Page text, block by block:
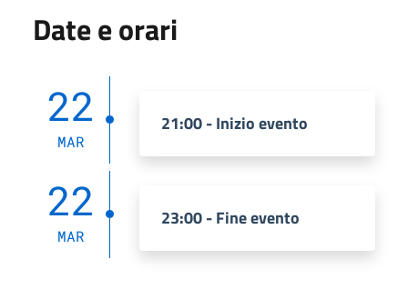
Date e orari
22
MAR
21:00 - Inizio evento
22
MAR
23:00 - Fine evento